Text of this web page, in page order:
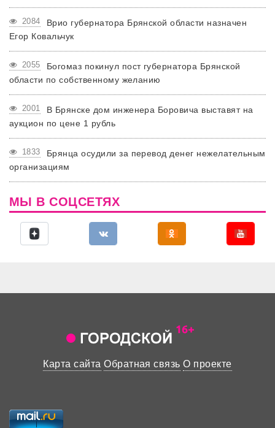
2084
Врио губернатора Брянской области назначен
Егор Ковальчук
2055
Богомаз покинул пост губернатора Брянской
области по собственному желанию
2001
В Брянске дом инженера Боровича выставят на
аукцион по цене 1 рубль
1833
Брянца осудили за перевод денег нежелательным
организациям
МЫ В СОЦСЕТЯХ
Карта сайта Обратная связь О проекте